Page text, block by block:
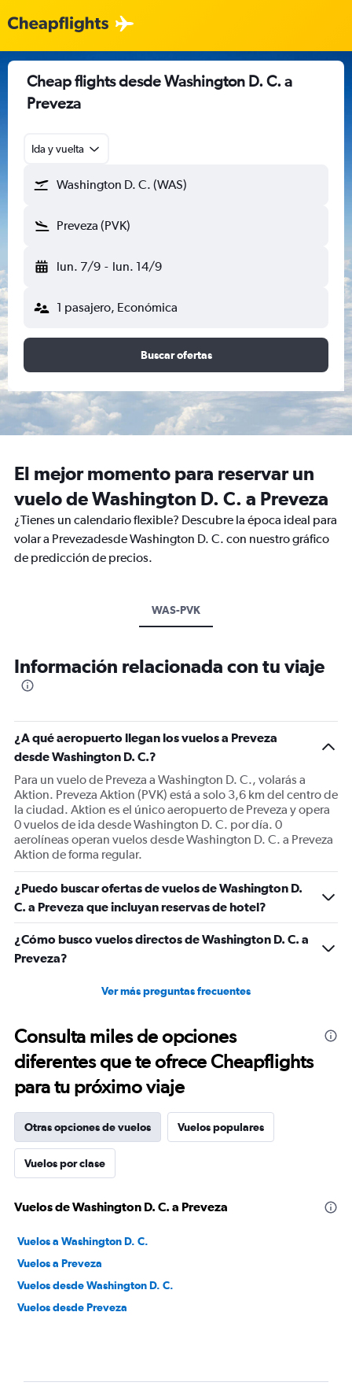
Cheap flights desde Washington D. C. a
Preveza
Ida y vuelta
Washington D. C. (WAS)
Preveza (PVK)
lun. 7/9 - lun. 14/9
1 pasajero, Económica
Buscar ofertas
El mejor momento para reservar un
vuelo de Washington D. C. a Preveza
¿Tienes un calendario flexible? Descubre la época ideal para
volar a Prevezadesde Washington D. C. con nuestro gráfico
de predicción de precios.
WAS-PVK
Información relacionada con tu viaje
¿A qué aeropuerto llegan los vuelos a Preveza
desde Washington D. C.?
Para un vuelo de Preveza a Washington D. C., volarás a
Aktion. Preveza Aktion (PVK) está a solo 3,6 km del centro de
la ciudad. Aktion es el único aeropuerto de Preveza y opera
0 vuelos de ida desde Washington D. C. por día. 0
aerolíneas operan vuelos desde Washington D. C. a Preveza
Aktion de forma regular.
¿Puedo buscar ofertas de vuelos de Washington D.
C. a Preveza que incluyan reservas de hotel?
¿Cómo busco vuelos directos de Washington D. C. a
Preveza?
Ver más preguntas frecuentes
Consulta miles de opciones
diferentes que te ofrece Cheapflights
para tu próximo viaje
Otras opciones de vuelos Vuelos populares
Vuelos por clase
Vuelos de Washington D. C. a Preveza
Vuelos a Washington D. C.
Vuelos a Preveza
Vuelos desde Washington D. C.
Vuelos desde Preveza